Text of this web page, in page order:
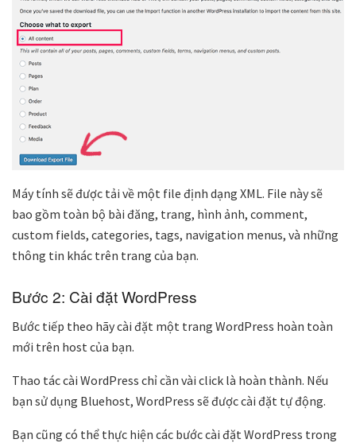
Máy tính sẽ được tải về một file định dạng XML. File này sẽ
bao gồm toàn bộ bài đăng, trang, hình ảnh, comment,
custom fields, categories, tags, navigation menus, và những
thông tin khác trên trang của bạn.
Bước 2: Cài đặt WordPress
Bước tiếp theo hãy cài đặt một trang WordPress hoàn toàn
mới trên host của bạn.
Thao tác cài WordPress chỉ cần vài click là hoàn thành. Nếu
bạn sử dụng Bluehost, WordPress sẽ được cài đặt tự động.
Bạn cũng có thể thực hiện các bước cài đặt WordPress trong